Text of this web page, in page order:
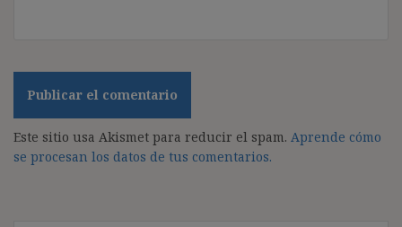
Este sitio usa Akismet para reducir el spam. Aprende cómo
se procesan los datos de tus comentarios.